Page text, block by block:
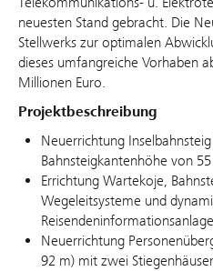
neuesten Stand gebracht. Die
Stellwerks zur optimalen
dieses umfangreiche Vorhaben
Millionen Euro.
Projektbeschreibung
Neuerrichtung
Bahnsteigkantenhöhe von
Errichtung Wartekoje,
Wegeleitsysteme und
Neuerrichtung
92 m) mit zwei